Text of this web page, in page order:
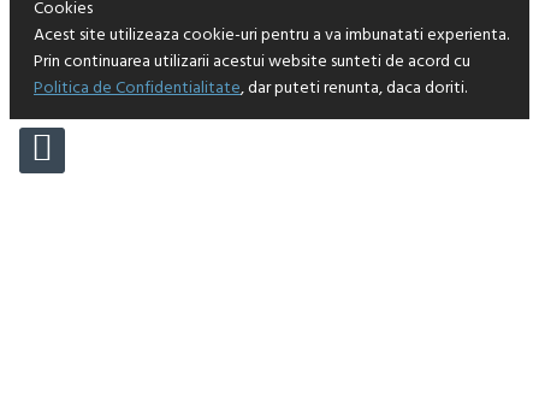
Cookies
Acest site utilizeaza cookie-uri pentru a va imbunatati experienta.
Prin continuarea utilizarii acestui website sunteti de acord cu
Politica de Confidentialitate, dar puteti renunta, daca doriti.